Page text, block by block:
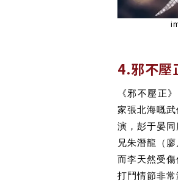
4.邪不壓
《邪不壓正
家張北海嘅
演，彭于晏
兄朱潛龍（
而李天然受
打鬥情節非